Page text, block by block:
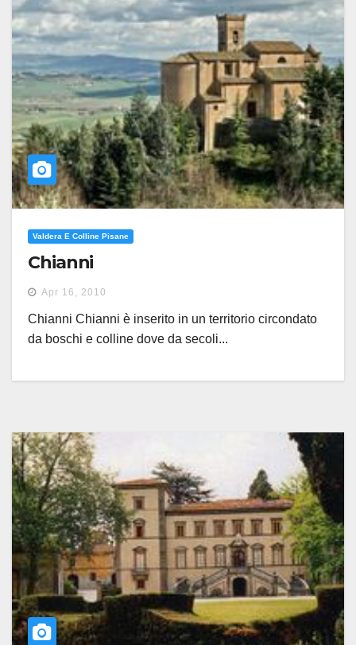
Valdera E Colline Pisane
Chianni
Apr 16, 2010
Chianni Chianni è inserito in un territorio circondato
da boschi e colline dove da secoli...